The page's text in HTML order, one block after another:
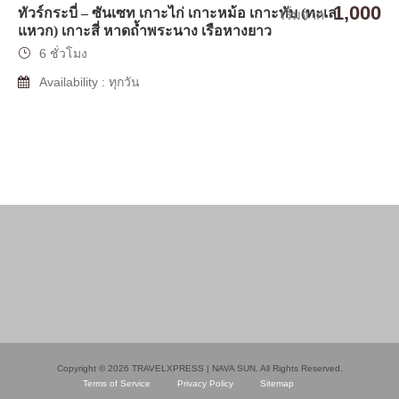
ทัวร์กระบี่ – ซันเซท เกาะไก่ เกาะหม้อ เกาะทับ (ทะเล
แหวก) เกาะสี่ หาดถ้ำพระนาง เรือหางยาว
เริ่มจาก 1,000
6 ชั่วโมง
Availability : ทุกวัน
Copyright © 2026 TRAVELXPRESS | NAVA SUN. All Rights Reserved.
Terms of Service
Privacy Policy Sitemap